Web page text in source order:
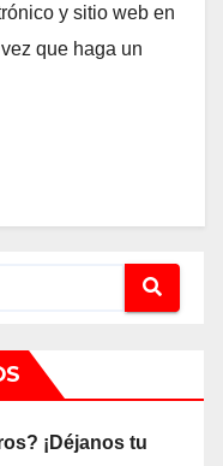
y sitio web en
que haga un
¡Déjanos tu